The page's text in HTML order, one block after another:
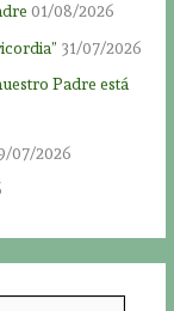
01/08/2026
31/07/2026
Padre está
07/2026